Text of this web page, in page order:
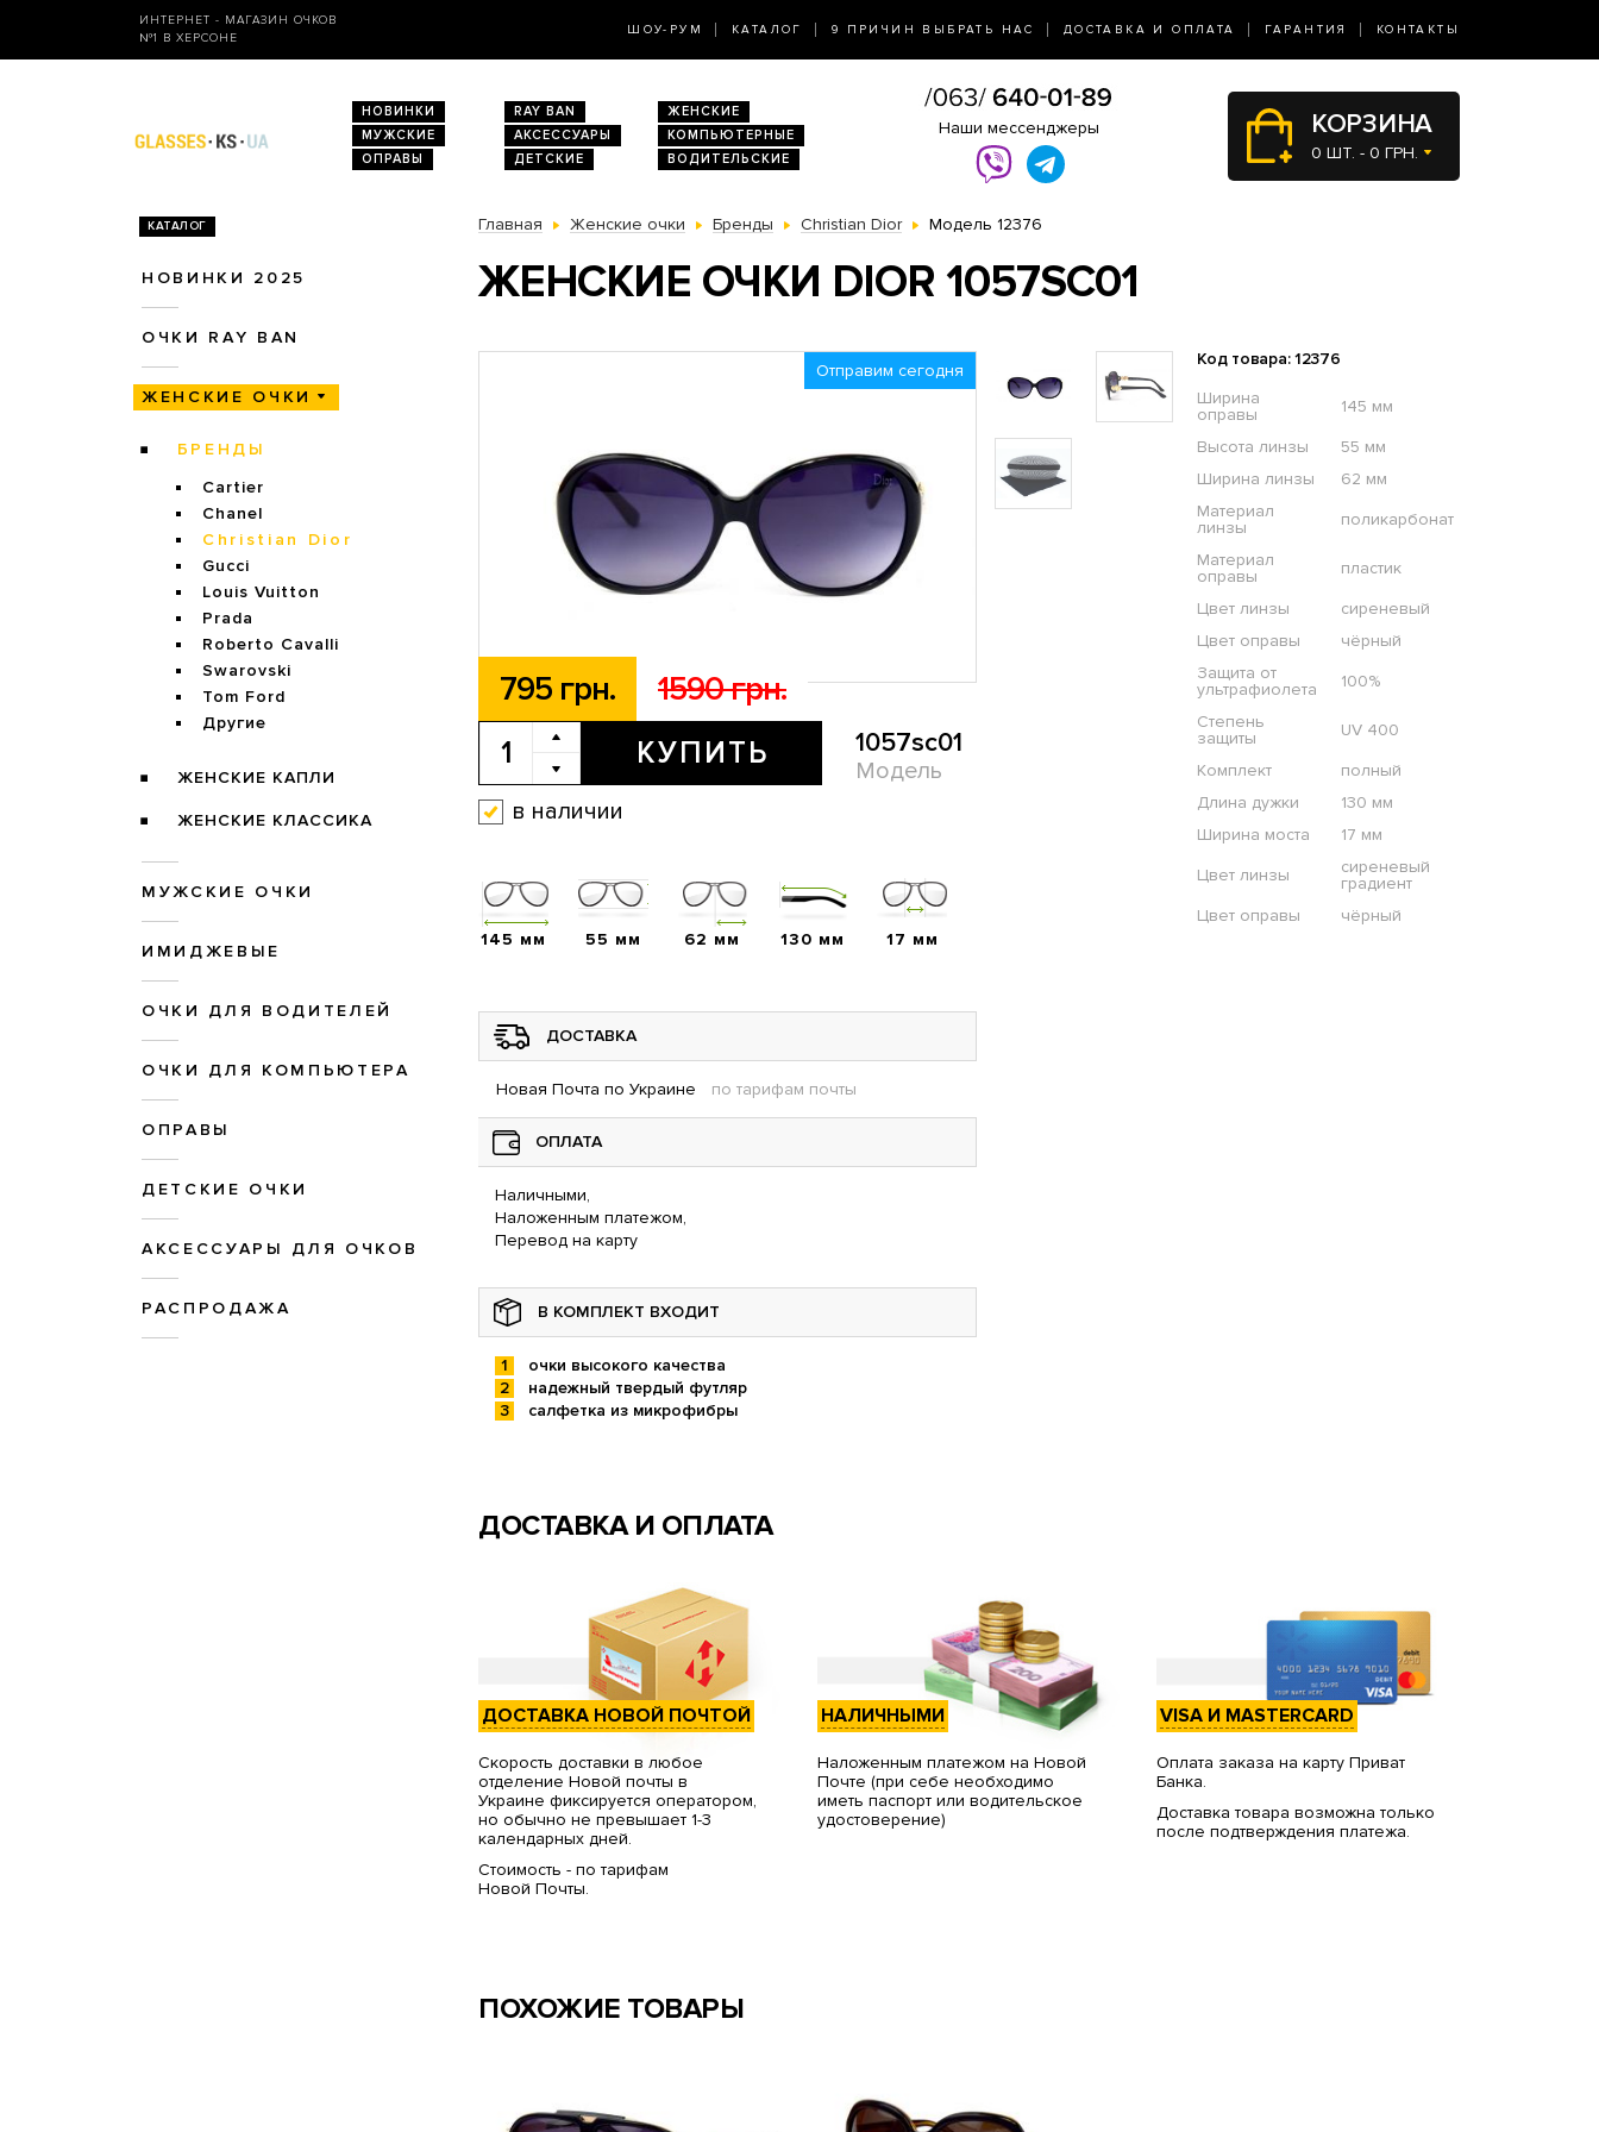
ИНТЕРНЕТ - МАГАЗИН ОЧКОВ
№1 В ХЕРСОНЕ
ШОУ-РУМ КАТАЛОГ 9 ПРИЧИН ВЫБРАТЬ НАС ДОСТАВКА И ОПЛАТА ГАРАНТИЯ КОНТАКТЫ
НОВИНКИ RAY BAN
ЖЕНСКИЕ
МУЖСКИЕ
АКСЕССУАРЫ
КОМПЬЮТЕРНЫЕ
ОПРАВЫ
ДЕТСКИЕ ВОДИТЕЛЬСКИЕ
Наши мессенджеры КОРЗИНА
0 ШТ. - 0 ГРН.
КАТАЛОГ
НОВИНКИ 2025
ОЧКИ RAY BAN
ЖЕНСКИЕ ОЧКИ
БРЕНДЫ
Cartier
Chanel
Christian Dior
Gucci
Louis Vuitton
Prada
Roberto Cavalli
Swarovski
Tom Ford
Другие
ЖЕНСКИЕ КАПЛИ
ЖЕНСКИЕ КЛАССИКА
МУЖСКИЕ ОЧКИ
ИМИДЖЕВЫЕ
ОЧКИ ДЛЯ ВОДИТЕЛЕЙ
ОЧКИ ДЛЯ КОМПЬЮТЕРА
ОПРАВЫ
ДЕТСКИЕ ОЧКИ
АКСЕССУАРЫ ДЛЯ ОЧКОВ
РАСПРОДАЖА
Главная Женские очки Бренды Christian Dior Модель 12376
ЖЕНСКИЕ ОЧКИ DIOR 1057SC01
Отправим сегодня
795 грн. 1590 грн.
КУПИТЬ 1057sc01
Модель
в наличии
Код товара: 12376
Ширина
оправы
145 мм
Высота линзы
55 мм
Ширина линзы
62 мм
Материал
линзы
поликарбонат
Материал
оправы
пластик
Цвет линзы
сиреневый
Цвет оправы
чёрный
Защита от
ультрафиолета
100%
Степень
защиты
UV 400
Комплект
полный
Длина дужки
130 мм
Ширина моста
17 мм
Цвет линзы
сиреневый
градиент
Цвет оправы
чёрный
145 мм
55 мм 62 мм 130 мм 17 мм
ДОСТАВКА
Новая Почта по Украине по тарифам почты
ОПЛАТА
Наличными,
Наложенным платежом,
Перевод на карту
В КОМПЛЕКТ ВХОДИТ
очки высокого качества
надежный твердый футляр
салфетка из микрофибры
ДОСТАВКА И ОПЛАТА
ДОСТАВКА НОВОЙ ПОЧТОЙ
Скорость доставки в любое
отделение Новой почты в
Украине фиксируется оператором,
но обычно не превышает 1-3
календарных дней.
Стоимость - по тарифам
Новой Почты.
НАЛИЧНЫМИ
Наложенным платежом на Новой
Почте (при себе необходимо
иметь паспорт или водительское
удостоверение)
VISA И MASTERCARD
Оплата заказа на карту Приват
Банка.
Доставка товара возможна только
после подтверждения платежа.
ПОХОЖИЕ ТОВАРЫ